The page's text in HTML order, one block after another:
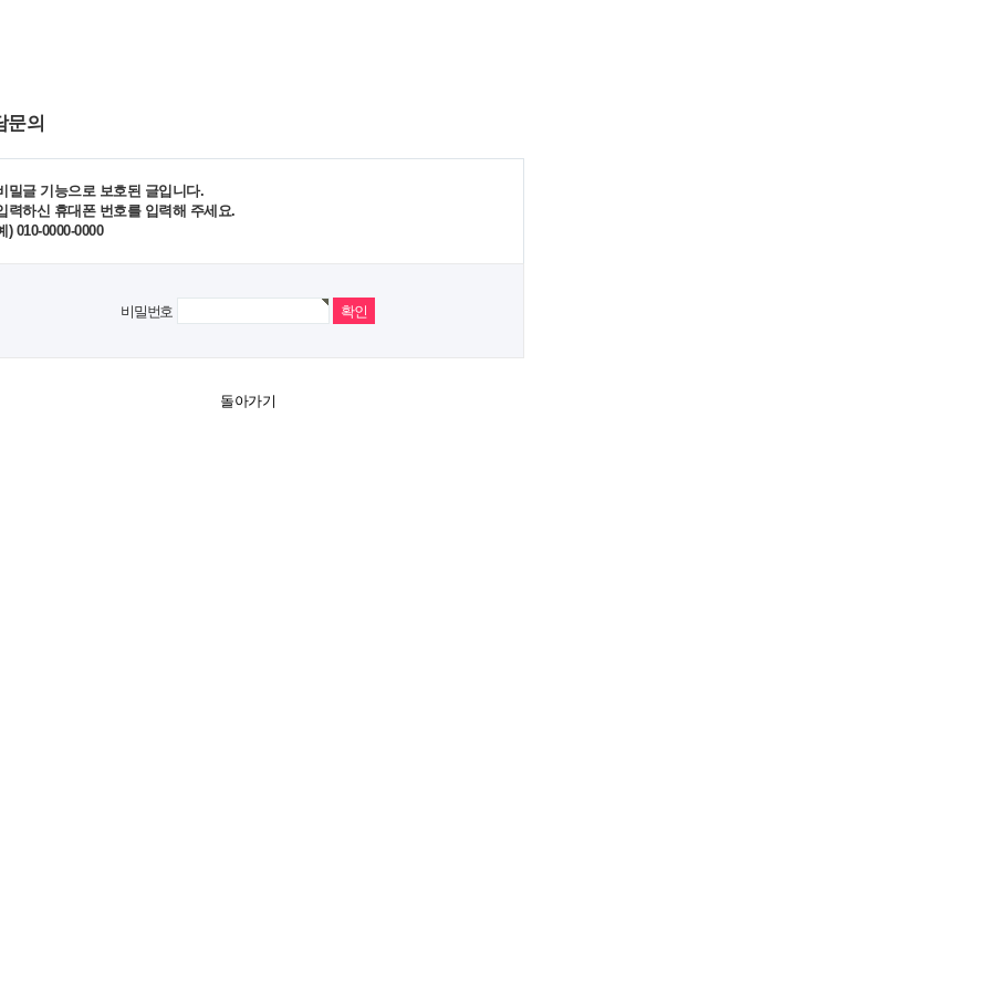
문의
밀글 기능으로 보호된 글입니다.
력하신 휴대폰 번호를 입력해 주세요.
) 010-0000-0000
비밀번호
돌아가기